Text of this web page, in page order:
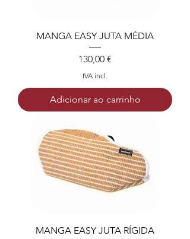
MANGA EASY JUTA MÉDIA
Preço
130,00 €
IVA incl.
Adicionar ao carrinho
MANGA EASY JUTA RÍGIDA